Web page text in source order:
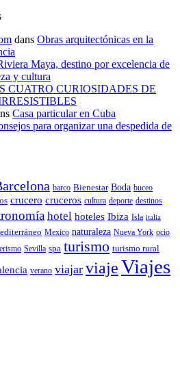
dans Obras arquitectónicas en la
Maya, destino por excelencia de
y cultura
CUATRO CURIOSIDADES DE
Casa particular en Cuba
para organizar una despedida de
barco Bienestar Boda buceo
crucero cruceros cultura deporte destinos
hotel hoteles Ibiza Isla italia
Mexico naturaleza Nueva York ocio
Sevilla spa turismo turismo rural
verano viajar viajeViajes